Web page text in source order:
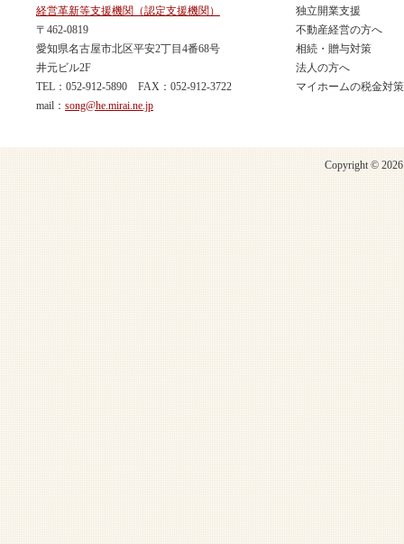
経営革新等支援機関（認定支援機関）
〒462-0819
愛知県名古屋市北区平安2丁目4番68号
井元ビル2F
TEL：052-912-5890 FAX：052-912-3722
mail： song@he.mirai.ne.jp
独立開業支援
不動産経営の方へ
相続・贈与対策
法人の方へ
マイホームの税金対策
Copyright © 2026